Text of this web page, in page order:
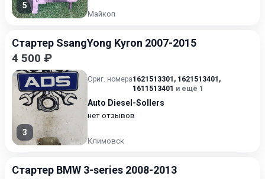
5
Майкоп
Стартер SsangYong Kyron 2007-2015
4 500 ₽
3
Ориг. номера1621513301 , 1621513401 ,
1611513401 и ещё 1
Auto Diesel-Sollers
нет отзывов
Климовск
Стартер BMW 3-series 2008-2013